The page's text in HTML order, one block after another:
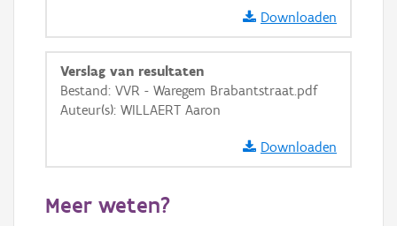
Basis Lagen
GRB-Basiskaart
Downloaden
Verslag van resultaten
Bestand: VVR - Waregem Brabantstraat.pdf
Auteur(s): WILLAERT Aaron
Downloaden
Meer weten?